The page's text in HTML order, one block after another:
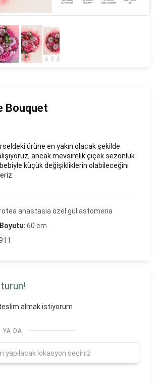
Bouquet
ürüne en yakın olacak şekilde
ancak mevsimlik çiçek sezonluk
küçük değişikliklerin olabileceğini
anastasia özel gül astomeria
60 cm
almak istiyorum
YA DA